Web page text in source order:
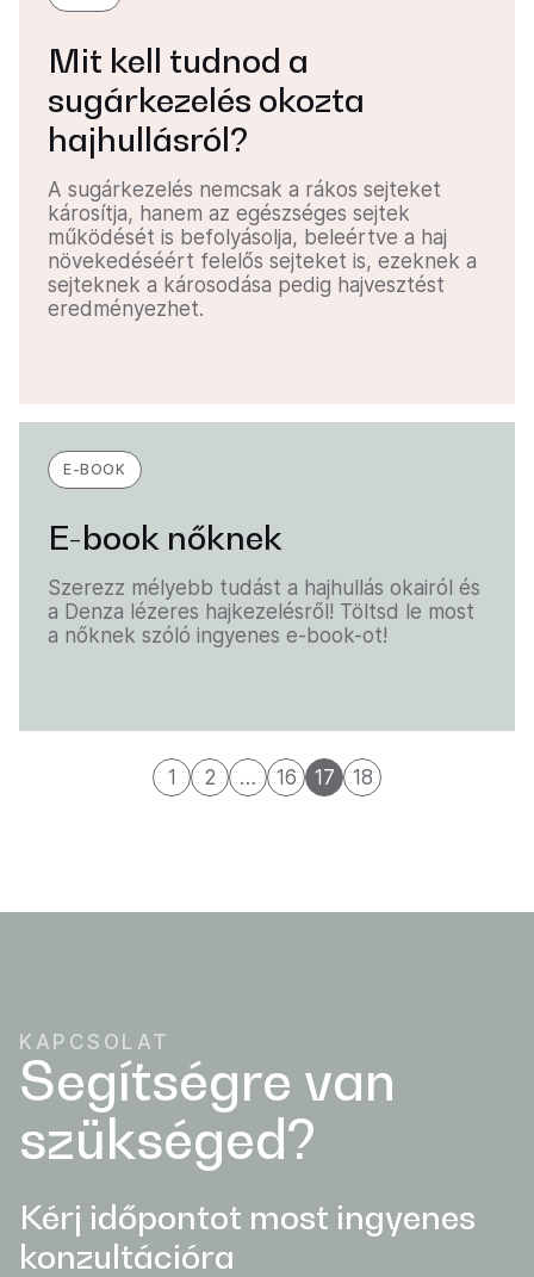
Mit kell tudnod a
sugárkezelés okozta
hajhullásról?
A sugárkezelés nemcsak a rákos sejteket
károsítja, hanem az egészséges sejtek
működését is befolyásolja, beleértve a haj
növekedéséért felelős sejteket is, ezeknek a
sejteknek a károsodása pedig hajvesztést
eredményezhet.
E-BOOK
E-book nőknek
Szerezz mélyebb tudást a hajhullás okairól és
a Denza lézeres hajkezelésről! Töltsd le most
a nőknek szóló ingyenes e-book-ot!
1 2 … 16 17 18
KAPCSOLAT
Segítségre van
szükséged?
Kérj időpontot most ingyenes
konzultációra